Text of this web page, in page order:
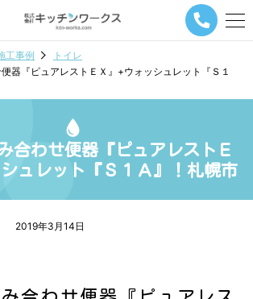
メ
ビ
ン
タ
工事例
トイレ
器『ピュアレストＥＸ』+ウォッシュレット『Ｓ１
合わせ便器『ピュアレストＥ
ュレット『Ｓ１Ａ』！札幌市
2019年3月14日